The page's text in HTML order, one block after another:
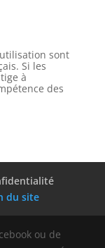
sont
Si les
à
des
du site
ou de